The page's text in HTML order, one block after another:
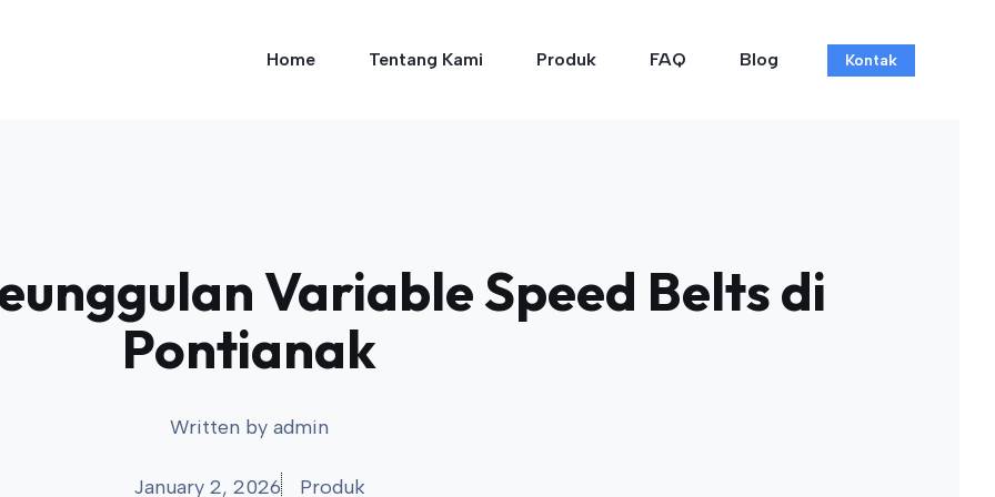
Home Tentang Kami Produk FAQ Blog Kontak
Variable Speed Belts di
Pontianak
Written by admin
January 2, 2026 Produk